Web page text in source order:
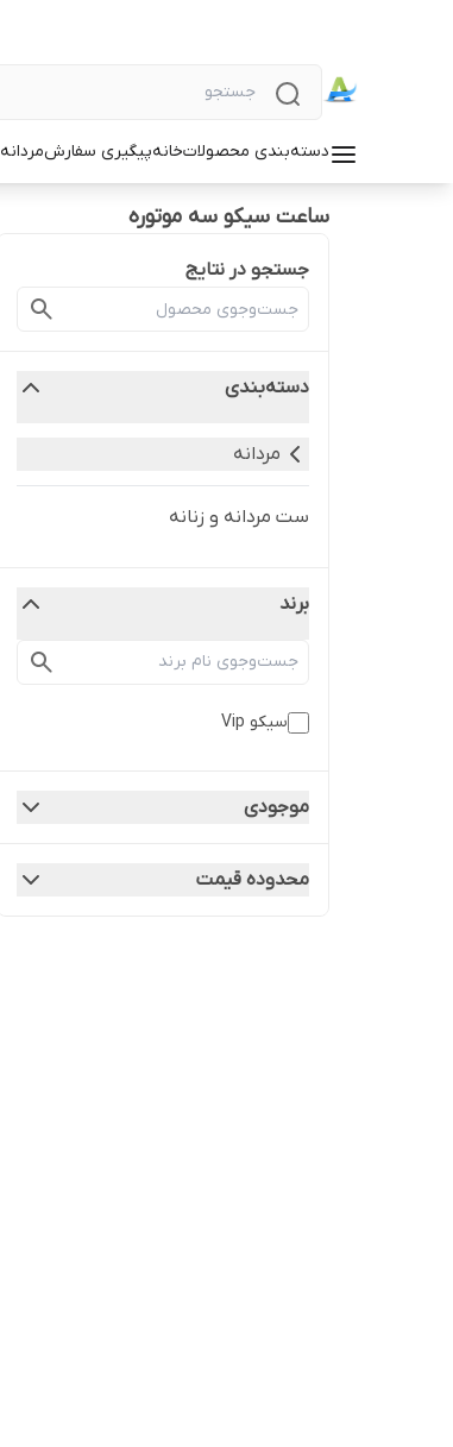
دسته‌بندی محصولاتخانهپیگیری سفارشمردانه
ساعت سیکو سه موتوره
جستجو در نتایج
دسته‌بندی
مردانه
ست مردانه و زنانه
برند
سیکو Vip
موجودی
محدوده قیمت